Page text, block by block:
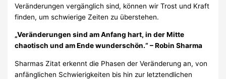
Veränderungen vergänglich sind, können wir Trost und Kraft
finden, um schwierige Zeiten zu überstehen.
„Veränderungen sind am Anfang hart, in der Mitte
chaotisch und am Ende wunderschön.“ – Robin Sharma
Sharmas Zitat erkennt die Phasen der Veränderung an, von
anfänglichen Schwierigkeiten bis hin zur letztendlichen